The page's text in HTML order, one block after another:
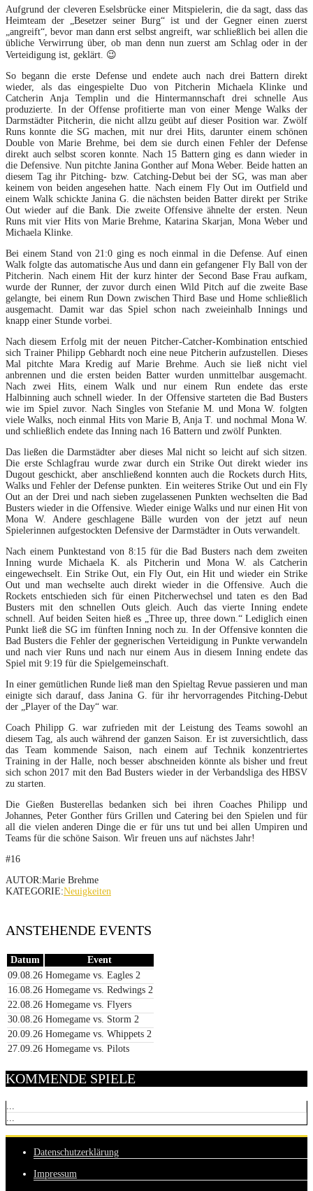
Aufgrund der cleveren Eselsbrücke einer Mitspielerin, die da sagt, dass das
Heimteam der „Besetzer seiner Burg“ ist und der Gegner einen zuerst
„angreift“, bevor man dann erst selbst angreift, war schließlich bei allen die
übliche Verwirrung über, ob man denn nun zuerst am Schlag oder in der
Verteidigung ist, geklärt. 😉
So begann die erste Defense und endete auch nach drei Battern direkt
wieder, als das eingespielte Duo von Pitcherin Michaela Klinke und
Catcherin Anja Templin und die Hintermannschaft drei schnelle Aus
produzierte. In der Offense profitierte man von einer Menge Walks der
Darmstädter Pitcherin, die nicht allzu geübt auf dieser Position war. Zwölf
Runs konnte die SG machen, mit nur drei Hits, darunter einem schönen
Double von Marie Brehme, bei dem sie durch einen Fehler der Defense
direkt auch selbst scoren konnte. Nach 15 Battern ging es dann wieder in
die Defensive. Nun pitchte Janina Gonther auf Mona Weber. Beide hatten an
diesem Tag ihr Pitching- bzw. Catching-Debut bei der SG, was man aber
keinem von beiden angesehen hatte. Nach einem Fly Out im Outfield und
einem Walk schickte Janina G. die nächsten beiden Batter direkt per Strike
Out wieder auf die Bank. Die zweite Offensive ähnelte der ersten. Neun
Runs mit vier Hits von Marie Brehme, Katarina Skarjan, Mona Weber und
Michaela Klinke.
Bei einem Stand von 21:0 ging es noch einmal in die Defense. Auf einen
Walk folgte das automatische Aus und dann ein gefangener Fly Ball von der
Pitcherin. Nach einem Hit der kurz hinter der Second Base Frau aufkam,
wurde der Runner, der zuvor durch einen Wild Pitch auf die zweite Base
gelangte, bei einem Run Down zwischen Third Base und Home schließlich
ausgemacht. Damit war das Spiel schon nach zweieinhalb Innings und
knapp einer Stunde vorbei.
Nach diesem Erfolg mit der neuen Pitcher-Catcher-Kombination entschied
sich Trainer Philipp Gebhardt noch eine neue Pitcherin aufzustellen. Dieses
Mal pitchte Mara Kredig auf Marie Brehme. Auch sie ließ nicht viel
anbrennen und die ersten beiden Batter wurden unmittelbar ausgemacht.
Nach zwei Hits, einem Walk und nur einem Run endete das erste
Halbinning auch schnell wieder. In der Offensive starteten die Bad Busters
wie im Spiel zuvor. Nach Singles von Stefanie M. und Mona W. folgten
viele Walks, noch einmal Hits von Marie B, Anja T. und nochmal Mona W.
und schließlich endete das Inning nach 16 Battern und zwölf Punkten.
Das ließen die Darmstädter aber dieses Mal nicht so leicht auf sich sitzen.
Die erste Schlagfrau wurde zwar durch ein Strike Out direkt wieder ins
Dugout geschickt, aber anschließend konnten auch die Rockets durch Hits,
Walks und Fehler der Defense punkten. Ein weiteres Strike Out und ein Fly
Out an der Drei und nach sieben zugelassenen Punkten wechselten die Bad
Busters wieder in die Offensive. Wieder einige Walks und nur einen Hit von
Mona W. Andere geschlagene Bälle wurden von der jetzt auf neun
Spielerinnen aufgestockten Defensive der Darmstädter in Outs verwandelt.
Nach einem Punktestand von 8:15 für die Bad Busters nach dem zweiten
Inning wurde Michaela K. als Pitcherin und Mona W. als Catcherin
eingewechselt. Ein Strike Out, ein Fly Out, ein Hit und wieder ein Strike
Out und man wechselte auch direkt wieder in die Offensive. Auch die
Rockets entschieden sich für einen Pitcherwechsel und taten es den Bad
Busters mit den schnellen Outs gleich. Auch das vierte Inning endete
schnell. Auf beiden Seiten hieß es „Three up, three down.“ Lediglich einen
Punkt ließ die SG im fünften Inning noch zu. In der Offensive konnten die
Bad Busters die Fehler der gegnerischen Verteidigung in Punkte verwandeln
und nach vier Runs und nach nur einem Aus in diesem Inning endete das
Spiel mit 9:19 für die Spielgemeinschaft.
In einer gemütlichen Runde ließ man den Spieltag Revue passieren und man
einigte sich darauf, dass Janina G. für ihr hervorragendes Pitching-Debut
der „Player of the Day“ war.
Coach Philipp G. war zufrieden mit der Leistung des Teams sowohl an
diesem Tag, als auch während der ganzen Saison. Er ist zuversichtlich, dass
das Team kommende Saison, nach einem auf Technik konzentriertes
Training in der Halle, noch besser abschneiden könnte als bisher und freut
sich schon 2017 mit den Bad Busters wieder in der Verbandsliga des HBSV
zu starten.
Die Gießen Busterellas bedanken sich bei ihren Coaches Philipp und
Johannes, Peter Gonther fürs Grillen und Catering bei den Spielen und für
all die vielen anderen Dinge die er für uns tut und bei allen Umpiren und
Teams für die schöne Saison. Wir freuen uns auf nächstes Jahr!
#16
AUTOR:Marie Brehme
KATEGORIE:Neuigkeiten
ANSTEHENDE EVENTS
Datum
Event
09.08.26 Homegame vs. Eagles 2
16.08.26 Homegame vs. Redwings 2
22.08.26 Homegame vs. Flyers
30.08.26 Homegame vs. Storm 2
20.09.26 Homegame vs. Whippets 2
27.09.26 Homegame vs. Pilots
KOMMENDE SPIELE
...
...
Datenschutzerklärung
Impressum